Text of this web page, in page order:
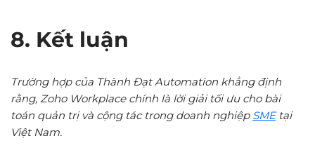
8. Kết luận
Trường hợp của Thành Đạt Automation khẳng định
rằng, Zoho Workplace chính là lời giải tối ưu cho bài
toán quản trị và cộng tác trong doanh nghiệp SMEtại
Việt Nam.